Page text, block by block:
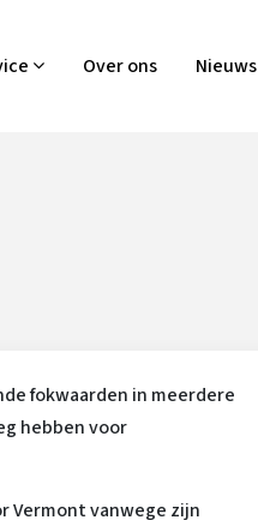
Over ons Nieuws
fokwaarden in meerdere
hebben voor
Vermont vanwege zijn